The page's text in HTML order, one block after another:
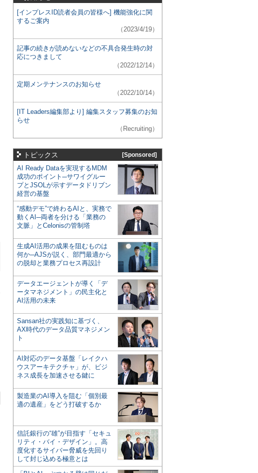
[インプレスID読者会員の皆様へ] 機能強化に関
するご案内
（2023/4/19）
記事の続きが読めないなどの不具合発生時の対
応につきまして
（2022/12/14）
定期メンテナンスのお知らせ
（2022/10/14）
[IT Leaders編集部より] 編集スタッフ募集のお知
らせ
（Recruiting）
トピックス [Sponsored]
AI Ready Dataを実現するMDM
成功のポイント─サワイグルー
プとJSOLが示すデータドリブン
経営の基盤
“感動デモ”で終わるAIと、実務で
動くAI─両者を分ける「業務の
文脈」とCelonisの管制塔
生成AI活用の成果を阻むものは
何か─AJSが説く、部門最適から
の脱却と業務プロセス再設計
データエージェントが導く「デ
ータマネジメント」の民主化と
AI活用の未来
Sansan社の実践知に基づく、
AX時代のデータ品質マネジメン
ト
AI対応のデータ基盤「レイクハ
ウスアーキテクチャ」が、ビジ
ネス成長を加速させる鍵に
製造業のAI導入を阻む「個別最
適の遺産」をどう打破するか
信託銀行の“雄”が目指す「セキュ
リティ・バイ・デザイン」。高
度化するサイバー脅威を先回り
して封じ込める極意とは